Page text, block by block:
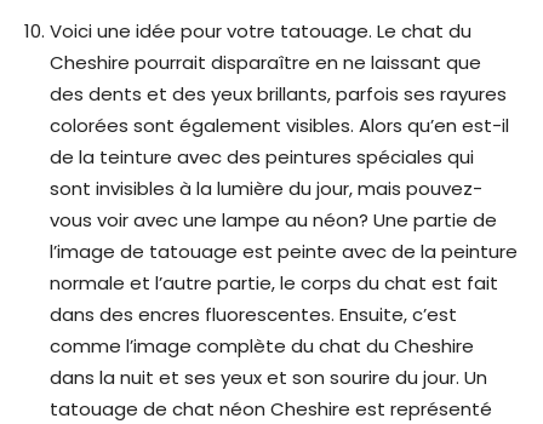
Voici une idée pour votre tatouage. Le chat du
Cheshire pourrait disparaître en ne laissant que
des dents et des yeux brillants, parfois ses rayures
colorées sont également visibles. Alors qu’en est-il
de la teinture avec des peintures spéciales qui
sont invisibles à la lumière du jour, mais pouvez-
vous voir avec une lampe au néon? Une partie de
l’image de tatouage est peinte avec de la peinture
normale et l’autre partie, le corps du chat est fait
dans des encres fluorescentes. Ensuite, c’est
comme l’image complète du chat du Cheshire
dans la nuit et ses yeux et son sourire du jour. Un
tatouage de chat néon Cheshire est représenté